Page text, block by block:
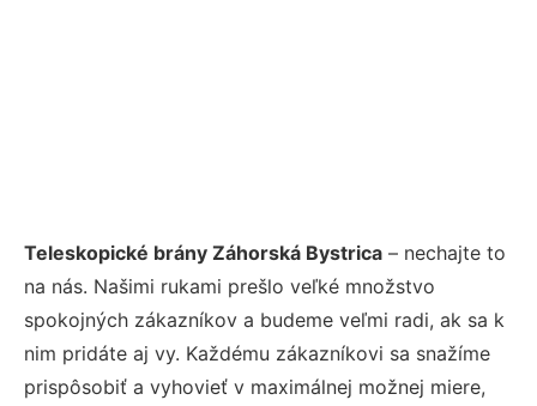
Teleskopické brány Záhorská Bystrica – nechajte to
na nás. Našimi rukami prešlo veľké množstvo
spokojných zákazníkov a budeme veľmi radi, ak sa k
nim pridáte aj vy. Každému zákazníkovi sa snažíme
prispôsobiť a vyhovieť v maximálnej možnej miere,